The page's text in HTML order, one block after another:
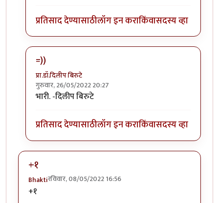
प्रतिसाद देण्यासाठीलॉग इन कराकिंवासदस्य व्हा
=))
प्रा.डॉ.दिलीप बिरुटे
गुरुवार, 26/05/2022 20:27
In reply to+१ पब जी कि जिटीएवाय सिटी
भारी. -दिलीप बिरुटे
प्रतिसाद देण्यासाठीलॉग इन कराकिंवासदस्य व्हा
+१
Bhaktiरविवार, 08/05/2022 16:56
+१